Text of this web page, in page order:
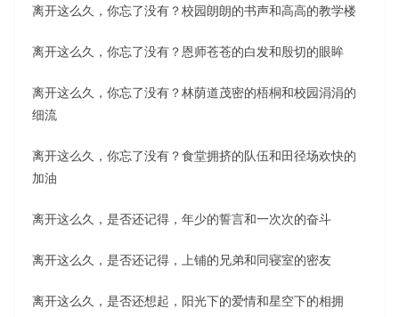
离开这么久，你忘了没有？校园朗朗的书声和高高的教学楼
离开这么久，你忘了没有？恩师苍苍的白发和殷切的眼眸
离开这么久，你忘了没有？林荫道茂密的梧桐和校园涓涓的
细流
离开这么久，你忘了没有？食堂拥挤的队伍和田径场欢快的
加油
离开这么久，是否还记得，年少的誓言和一次次的奋斗
离开这么久，是否还记得，上铺的兄弟和同寝室的密友
离开这么久，是否还想起，阳光下的爱情和星空下的相拥